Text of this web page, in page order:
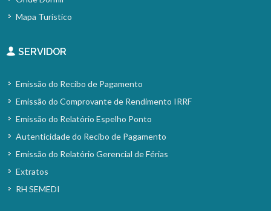
Mapa Turístico
SERVIDOR
Emissão do Recibo de Pagamento
Emissão do Comprovante de Rendimento IRRF
Emissão do Relatório Espelho Ponto
Autenticidade do Recibo de Pagamento
Emissão do Relatório Gerencial de Férias
Extratos
RH SEMEDI